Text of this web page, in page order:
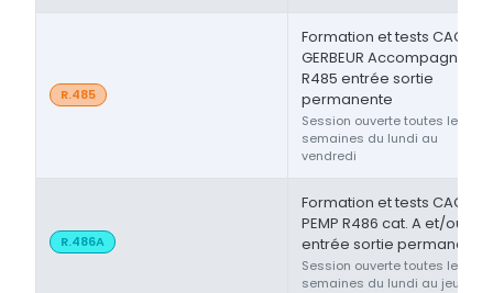
R.485
Formation et tests CACES®
GERBEUR Accompagnant
R485 entrée sortie
permanente
Session ouverte toutes les
semaines du lundi au
vendredi
R.486A
Formation et tests CACES®
PEMP R486 cat. A et/ou B
entrée sortie permanente
Session ouverte toutes les
semaines du lundi au jeudi